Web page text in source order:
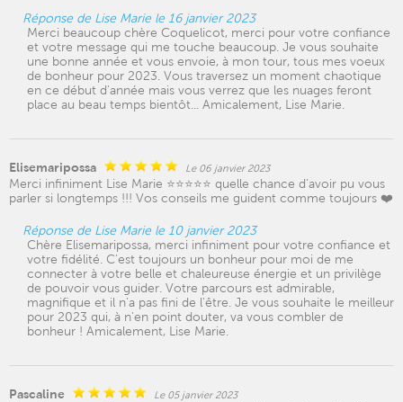
Réponse de Lise Marie le 16 janvier 2023
Merci beaucoup chère Coquelicot, merci pour votre confiance
et votre message qui me touche beaucoup. Je vous souhaite
une bonne année et vous envoie, à mon tour, tous mes voeux
de bonheur pour 2023. Vous traversez un moment chaotique
en ce début d'année mais vous verrez que les nuages feront
place au beau temps bientôt... Amicalement, Lise Marie.
Elisemaripossa Le 06 janvier 2023
Merci infiniment Lise Marie ⭐️⭐️⭐️⭐️⭐️ quelle chance d’avoir pu vous
parler si longtemps !!! Vos conseils me guident comme toujours ❤️
Réponse de Lise Marie le 10 janvier 2023
Chère Elisemaripossa, merci infiniment pour votre confiance et
votre fidélité. C'est toujours un bonheur pour moi de me
connecter à votre belle et chaleureuse énergie et un privilège
de pouvoir vous guider. Votre parcours est admirable,
magnifique et il n'a pas fini de l'être. Je vous souhaite le meilleur
pour 2023 qui, à n'en point douter, va vous combler de
bonheur ! Amicalement, Lise Marie.
Pascaline Le 05 janvier 2023